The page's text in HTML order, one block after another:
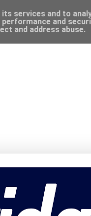
services and to
and
and address abuse.